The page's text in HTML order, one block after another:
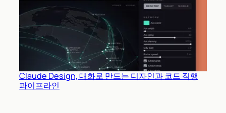
Claude Design, 대화로 만드는 디자인과 코드 직행
파이프라인